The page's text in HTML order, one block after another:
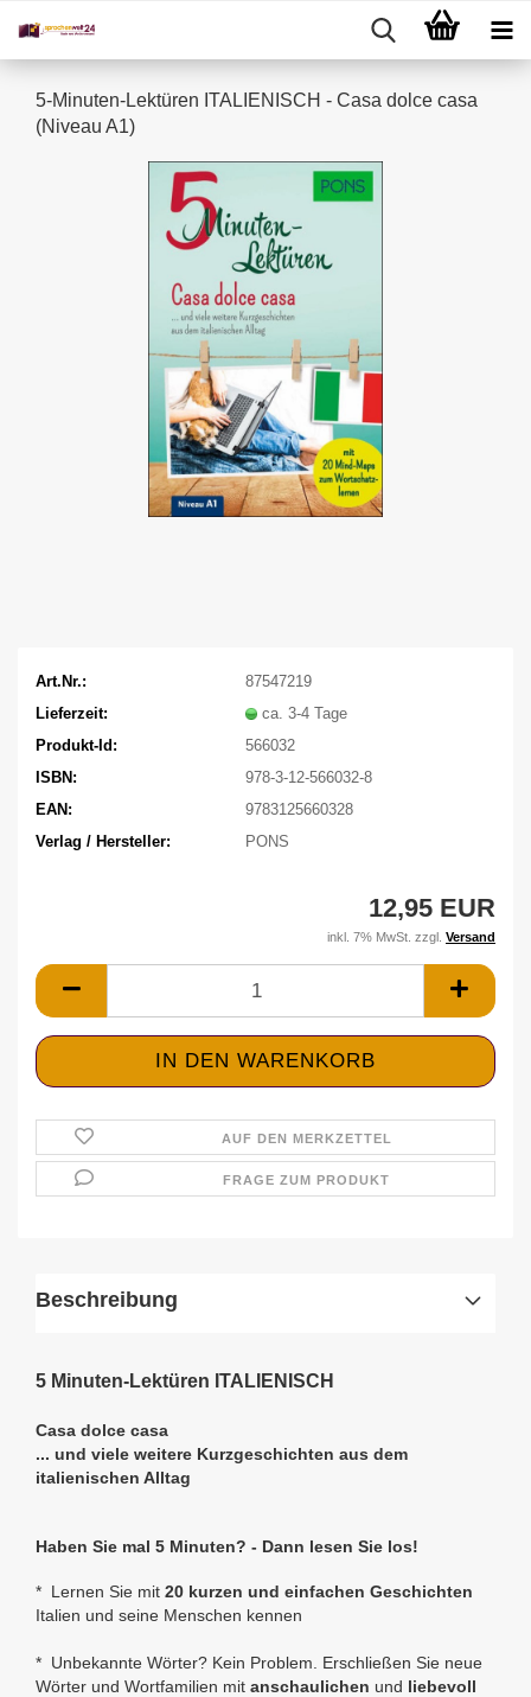
5-Minuten-Lektüren ITALIENISCH - Casa dolce casa
(Niveau A1)
Art.Nr.:
87547219
Lieferzeit:
ca. 3-4 Tage
Produkt-Id:
566032
ISBN:
978-3-12-566032-8
EAN:
9783125660328
Verlag / Hersteller:
PONS
12,95 EUR
inkl. 7% MwSt. zzgl. Versand
AUF DEN MERKZETTEL
FRAGE ZUM PRODUKT
Beschreibung
5 Minuten-Lektüren ITALIENISCH
Casa dolce casa
... und viele weitere Kurzgeschichten aus dem
italienischen Alltag
Haben Sie mal 5 Minuten? - Dann lesen Sie los!
* Lernen Sie mit 20 kurzen und einfachen Geschichten
Italien und seine Menschen kennen
* Unbekannte Wörter? Kein Problem. Erschließen Sie neue
Wörter und Wortfamilien mit anschaulichen und liebevoll